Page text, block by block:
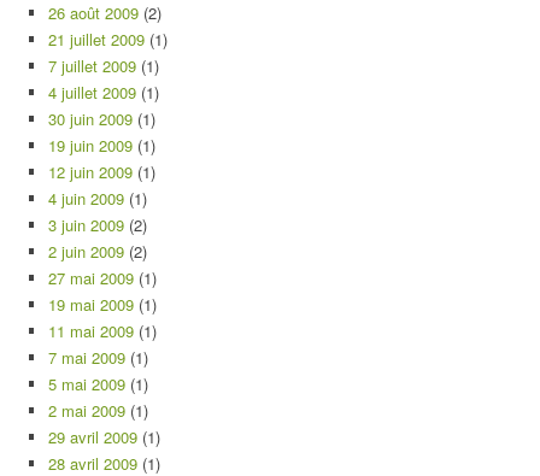
26 août 2009 (2)
21 juillet 2009 (1)
7 juillet 2009 (1)
4 juillet 2009 (1)
30 juin 2009 (1)
19 juin 2009 (1)
12 juin 2009 (1)
4 juin 2009 (1)
3 juin 2009 (2)
2 juin 2009 (2)
27 mai 2009 (1)
19 mai 2009 (1)
11 mai 2009 (1)
7 mai 2009 (1)
5 mai 2009 (1)
2 mai 2009 (1)
29 avril 2009 (1)
28 avril 2009 (1)